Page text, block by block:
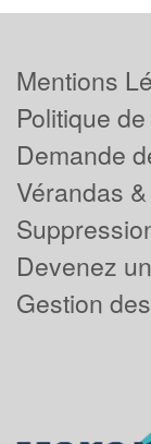
Mentions
Politique
Demande
Vérandas
Devenez
Gestion